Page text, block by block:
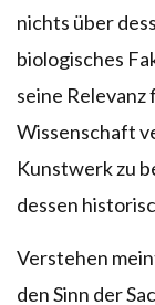
nichts über
biologisches
seine
Wissenschaft
Kunstwerk zu
dessen
Verstehen
den Sinn der